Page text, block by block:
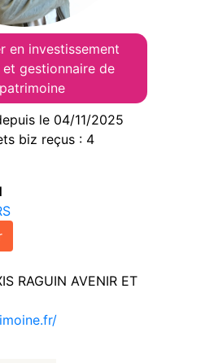
en investissement
gestionnaire de
patrimoine
le 04/11/2025
biz reçus : 4
RAGUIN AVENIR ET